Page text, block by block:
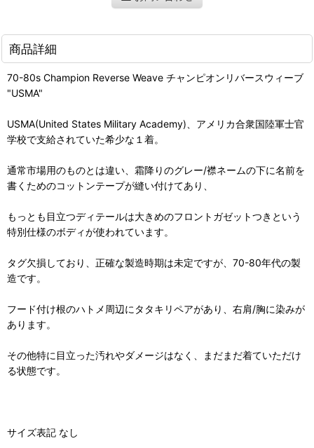
商品詳細
70-80s Champion Reverse Weave チャンピオンリバースウィーブ
"USMA"
USMA(United States Military Academy)、アメリカ合衆国陸軍士官
学校で支給されていた希少な１着。
通常市場用のものとは違い、霜降りのグレー/襟ネームの下に名前を
書くためのコットンテープが縫い付けてあり、
もっとも目立つディテールは大きめのフロントガゼットつきという
特別仕様のボディが使われています。
タグ欠損しており、正確な製造時期は未定ですが、70-80年代の製
造です。
フード付け根のハトメ周辺にタタキリペアがあり、右肩/胸に染みが
あります。
その他特に目立った汚れやダメージはなく、まだまだ着ていただけ
る状態です。
サイズ表記 なし